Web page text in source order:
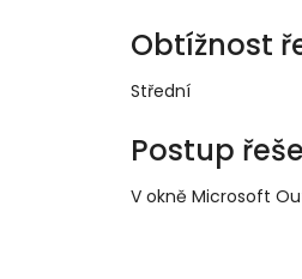
Obtížnost
Střední
Postup
V okně Microsoft